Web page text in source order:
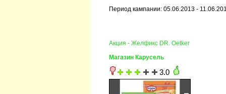
Период кампании: 05.06.2013 -
Акция - Желфикс DR. Oetker
Магазин Карусель
3.0